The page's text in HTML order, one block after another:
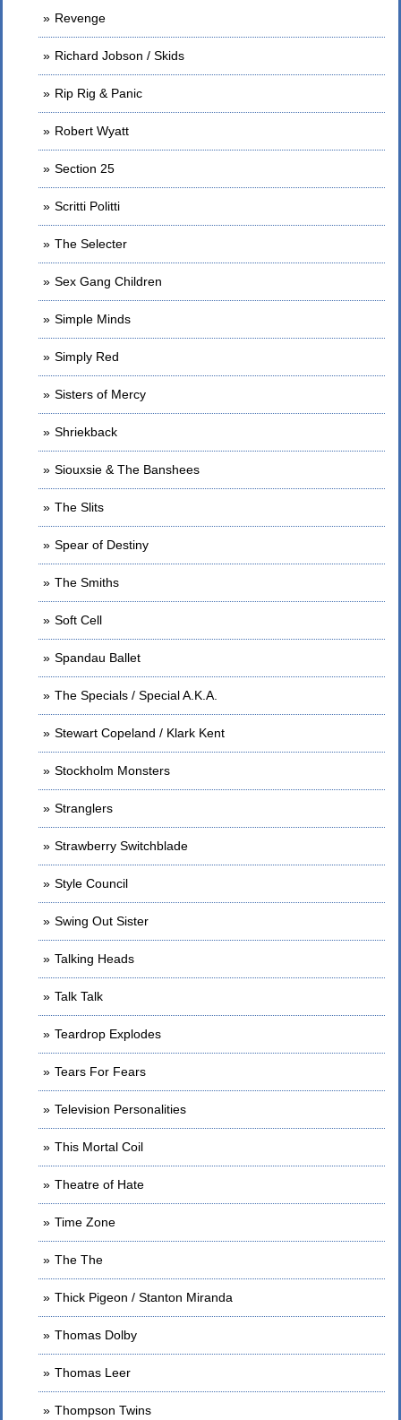
Revenge
Richard Jobson / Skids
Rip Rig & Panic
Robert Wyatt
Section 25
Scritti Politti
The Selecter
Sex Gang Children
Simple Minds
Simply Red
Sisters of Mercy
Shriekback
Siouxsie & The Banshees
The Slits
Spear of Destiny
The Smiths
Soft Cell
Spandau Ballet
The Specials / Special A.K.A.
Stewart Copeland / Klark Kent
Stockholm Monsters
Stranglers
Strawberry Switchblade
Style Council
Swing Out Sister
Talking Heads
Talk Talk
Teardrop Explodes
Tears For Fears
Television Personalities
This Mortal Coil
Theatre of Hate
Time Zone
The The
Thick Pigeon / Stanton Miranda
Thomas Dolby
Thomas Leer
Thompson Twins